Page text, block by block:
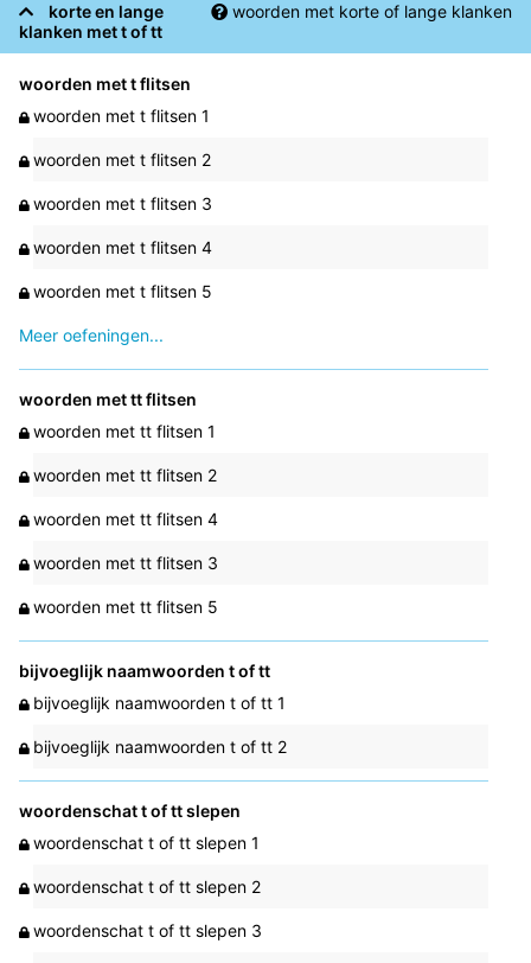
korte en lange
klanken met t of tt
woorden met korte of lange klanken
woorden met t flitsen
woorden met t flitsen 1
woorden met t flitsen 2
woorden met t flitsen 3
woorden met t flitsen 4
woorden met t flitsen 5
Meer oefeningen...
woorden met tt flitsen
woorden met tt flitsen 1
woorden met tt flitsen 2
woorden met tt flitsen 4
woorden met tt flitsen 3
woorden met tt flitsen 5
bijvoeglijk naamwoorden t of tt
bijvoeglijk naamwoorden t of tt 1
bijvoeglijk naamwoorden t of tt 2
woordenschat t of tt slepen
woordenschat t of tt slepen 1
woordenschat t of tt slepen 2
woordenschat t of tt slepen 3